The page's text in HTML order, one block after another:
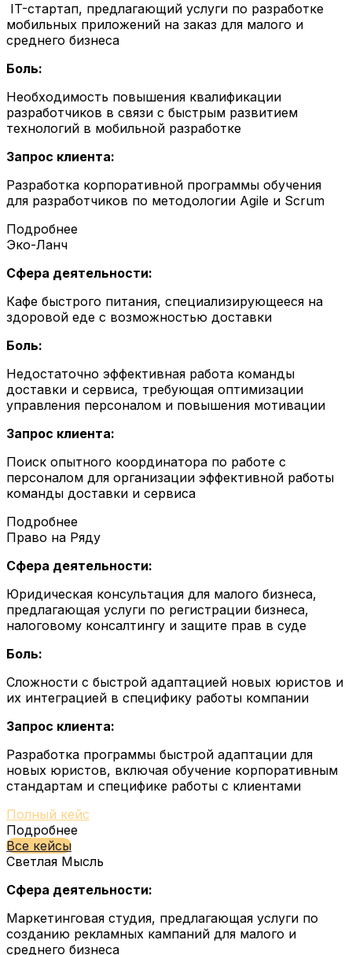
IT-стартап, предлагающий услуги по разработке
мобильных приложений на заказ для малого и
среднего бизнеса
Боль:
Необходимость повышения квалификации
разработчиков в связи с быстрым развитием
технологий в мобильной разработке
Запрос клиента:
Разработка корпоративной программы обучения
для разработчиков по методологии Agile и Scrum
Подробнее
Эко-Ланч
Сфера деятельности:
Кафе быстрого питания, специализирующееся на
здоровой еде с возможностью доставки
Боль:
Недостаточно эффективная работа команды
доставки и сервиса, требующая оптимизации
управления персоналом и повышения мотивации
Запрос клиента:
Поиск опытного координатора по работе с
персоналом для организации эффективной работы
команды доставки и сервиса
Подробнее
Право на Ряду
Сфера деятельности:
Юридическая консультация для малого бизнеса,
предлагающая услуги по регистрации бизнеса,
налоговому консалтингу и защите прав в суде
Боль:
Сложности с быстрой адаптацией новых юристов и
их интеграцией в специфику работы компании
Запрос клиента:
Разработка программы быстрой адаптации для
новых юристов, включая обучение корпоративным
стандартам и специфике работы с клиентами
Полный кейс
Подробнее
Все кейсы
Светлая Мысль
Сфера деятельности:
Маркетинговая студия, предлагающая услуги по
созданию рекламных кампаний для малого и
среднего бизнеса